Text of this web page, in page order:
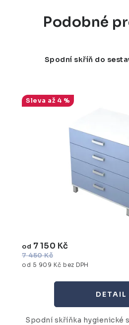
Podobné
Spodní skříň do
až 4 %
od 5 909 Kč bez DPH
od 7 150 Kč
7 450 Kč
Spodní skříňka hygienické